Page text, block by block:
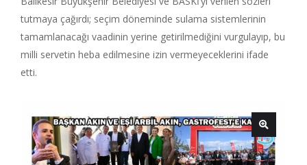
tutmaya çağırdı; seçim döneminde sulama sistemlerinin
tamamlanacağı vaadinin yerine getirilmediğini vurgulayıp, bu
milli servetin heba edilmesine izin vermeyeceklerini ifade
etti.